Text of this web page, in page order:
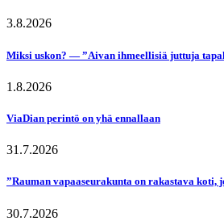
3.8.2026
Miksi uskon? — ”Aivan ihmeellisiä juttuja
1.8.2026
ViaDian perintö on yhä ennallaan
31.7.2026
”Rauman vapaaseurakunta on rakastava
30.7.2026